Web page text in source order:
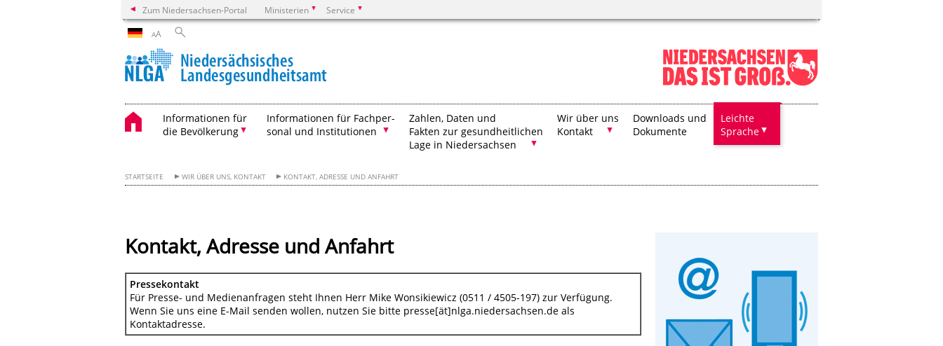
Zum Niedersachsen-Portal Ministerien Service
AA
Informationen für
die Bevölkerung
Informationen für Fachper-
sonal und Institutionen
Zahlen, Daten und
Fakten zur gesundheitlichen
Lage in Niedersachsen
Wir über uns
Kontakt
Downloads und
Dokumente
Leichte
Sprache
STARTSEITE WIR ÜBER UNS, KONTAKT KONTAKT, ADRESSE UND ANFAHRT
Kontakt, Adresse und Anfahrt
Pressekontakt
Für Presse- und Medienanfragen steht Ihnen Herr Mike Wonsikiewicz (0511 / 4505-197) zur Verfügung.
Wenn Sie uns eine E-Mail senden wollen, nutzen Sie bitte presse[ät]nlga.niedersachsen.de als
Kontaktadresse.